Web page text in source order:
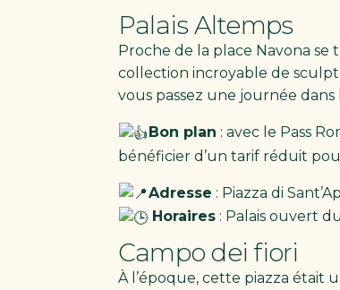
Palais Altemps
Proche de la place Navona se
collection incroyable de
vous passez une journée
Bon plan : avec le Pass
bénéficier d’un tarif réduit
Adresse : Piazza di
Horaires : Palais ouvert
Campo dei fiori
À l’époque, cette piazza était